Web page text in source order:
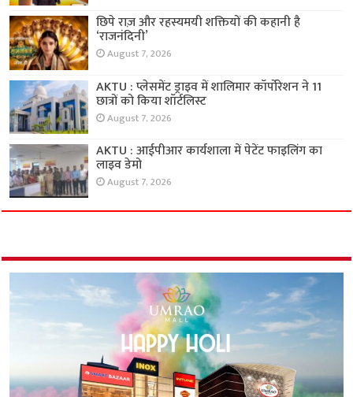
छिपे राज़ और रहस्यमयी शक्तियों की कहानी है
‘राजनंदिनी’
August 7, 2026
AKTU : प्लेसमेंट ड्राइव में शालिमार कॉर्पोरेशन ने 11
छात्रों को किया शॉर्टलिस्ट
August 7, 2026
AKTU : आईपीआर कार्यशाला में पेटेंट फाइलिंग का
लाइव डेमो
August 7, 2026